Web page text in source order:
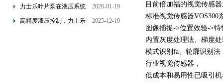
装要求：直管段、过滤器
力士乐叶片泵在液压系统
中的应用分析
2026-01-19
高精度液压控制，力士乐
2025-12-10
目前倍加福的视觉传感
标准视觉传感器VOS300
图像捕捉->位置效验->
内置灰度处理法、梯度
模式识别fa、轮廓识别
行业视觉传感器，
低成本和易用性已吸引